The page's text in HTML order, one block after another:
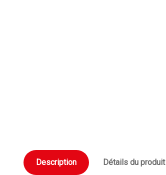
Description Détails du produit